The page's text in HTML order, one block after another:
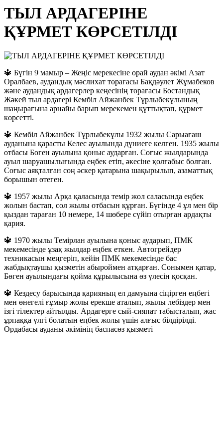
ТЫЛ АРДАГЕРІНЕ
ҚҰРМЕТ КӨРСЕТІЛДІ
🔱 Бүгін 9 мамыр – Жеңіс мерекесіне орай аудан әкімі Азат
Оралбаев, аудандық мәслихат төрағасы Бақдәулет Жұмабеков
және аудандық ардагерлер кеңесінің төрағасы Бостандық
Жәкей тыл ардагері Кембіл Айжанбек Тұрлыбекұлының
шаңырағына арнайы барып мерекемен құттықтап, құрмет
көрсетті.
🔱 Кембіл Айжанбек Тұрлыбекұлы 1932 жылы Сарыағаш
ауданына қарасты Келес ауылында дүниеге келген. 1935 жылы
отбасы Боген ауылына қоныс аударған. Соғыс жылдарында
ауыл шаруашылығында еңбек етіп, әкесіне қолғабыс болған.
Соғыс аяқталған соң әскер қатарына шақырылып, азаматтық
борышын өтеген.
🔱 1957 жылы Арқа қаласында темір жол саласында еңбек
жолын бастап, сол жылы отбасын құрған. Бүгінде 4 ұл мен бір
қыздан тараған 10 немере, 14 шөбере сүйіп отырған ардақты
қария.
🔱 1970 жылы Темірлан ауылына қоныс аударып, ПМК
мекемесінде ұзақ жылдар еңбек еткен. Автогрейдер
техникасын меңгеріп, кейін ПМК мекемесінде бас
жабдықтаушы қызметін абыроймен атқарған. Сонымен қатар,
Бөген ауылындағы қойма құрылысына өз үлесін қосқан.
🔱 Кездесу барысында қарияның ел дамуына сіңірген еңбегі
мен өнегелі ғұмыр жолы ерекше аталып, жылы лебіздер мен
ізгі тілектер айтылды. Ардагерге сый-сияпат табысталып, жас
ұрпаққа үлгі болатын еңбек жолы үшін алғыс білдірілді.
Ордабасы ауданы әкімінің баспасөз қызметі